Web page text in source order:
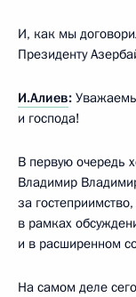
И, как мы
Президенту
И.Алиев:
и господа!
В первую очередь
Владимир
за
в рамках
и в расширенном
На самом деле